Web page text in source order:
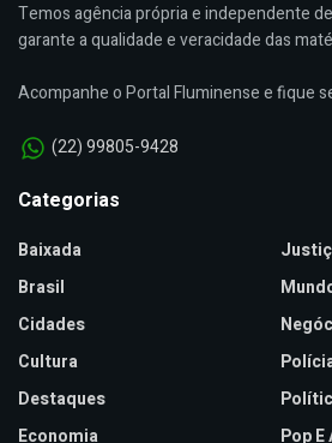
Temos agência própria e independente
garante a qualidade e veracidade das
Acompanhe o Portal Fluminense e fique
(22) 99805-9428
Categorias
Baixada
Brasil
Cidades
Cultura
Destaques
Economia
Pop